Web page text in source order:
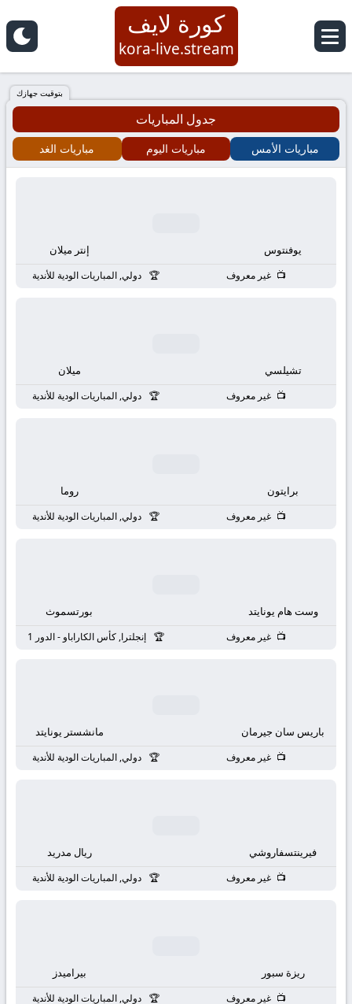
كورة
لايف
|
koora
مباريات
مباشر
كورة لايف
kora-live.stream
بتوقيت جهازك
جدول المباريات
مباريات الأمس مباريات اليوم مباريات الغد
يوفنتوس إنتر ميلان
غير معروف دولي, المباريات الودية للأندية
تشيلسي ميلان
غير معروف دولي, المباريات الودية للأندية
برايتون روما
غير معروف دولي, المباريات الودية للأندية
وست هام يونايتد بورتسموث
غير معروف إنجلترا, كأس الكاراباو - الدور 1
باريس سان جيرمان مانشستر يونايتد
غير معروف دولي, المباريات الودية للأندية
فيرينتسفاروشي ريال مدريد
غير معروف دولي, المباريات الودية للأندية
ريزة سبور بيراميدز
غير معروف دولي, المباريات الودية للأندية